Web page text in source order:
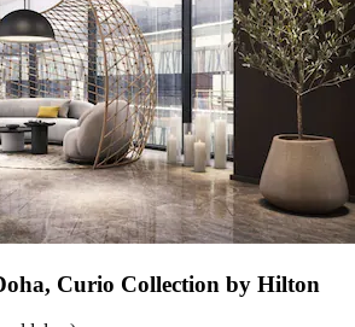
Curio Collection by Hilton